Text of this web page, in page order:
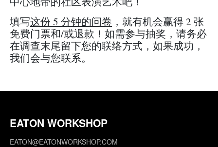
填写这份 5 分钟的问卷 ，就有机会赢得 2 张
免费门票和/或退款！如需参与抽奖，请务必
在调查末尾留下您的联络方式，如果成功，
我们会与您联系。
EATON WORKSHOP
EATON@EATONWORKSHOP.COM